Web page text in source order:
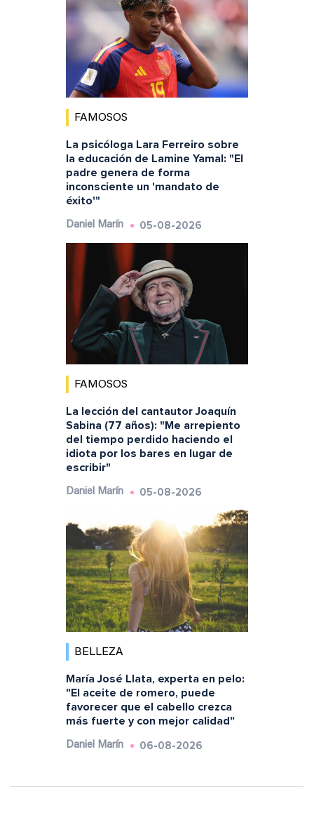
FAMOSOS
La psicóloga Lara Ferreiro sobre
la educación de Lamine Yamal: "El
padre genera de forma
inconsciente un 'mandato de
éxito'"
Daniel Marín 05-08-2026
FAMOSOS
La lección del cantautor Joaquín
Sabina (77 años): "Me arrepiento
del tiempo perdido haciendo el
idiota por los bares en lugar de
escribir"
Daniel Marín 05-08-2026
BELLEZA
María José Llata, experta en pelo:
"El aceite de romero, puede
favorecer que el cabello crezca
más fuerte y con mejor calidad"
Daniel Marín 06-08-2026